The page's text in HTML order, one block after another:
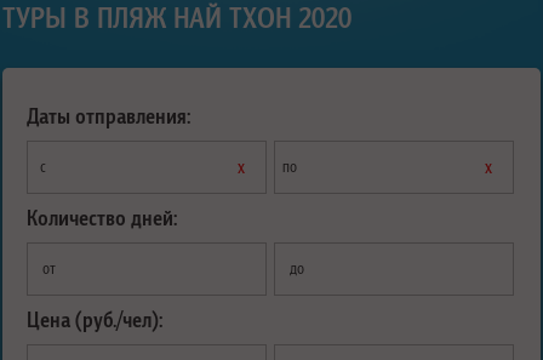
ТУРЫ В ПЛЯЖ НАЙ ТХОН 2020
Даты отправления:
с х по х
Количество дней:
от до
Цена (руб./чел):